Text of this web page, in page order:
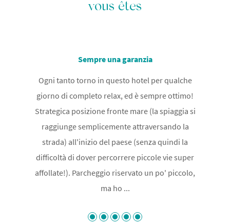
vous êtes
Sempre una garanzia
Ogni tanto torno in questo hotel per qualche
giorno di completo relax, ed è sempre ottimo!
Strategica posizione fronte mare (la spiaggia si
raggiunge semplicemente attraversando la
strada) all'inizio del paese (senza quindi la
difficoltà di dover percorrere piccole vie super
affollate!). Parcheggio riservato un po' piccolo,
ma ho ...